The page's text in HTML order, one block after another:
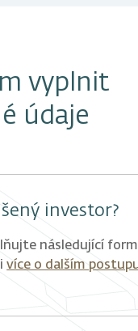
vyplnit
údaje
investor?
následující
více o dalším